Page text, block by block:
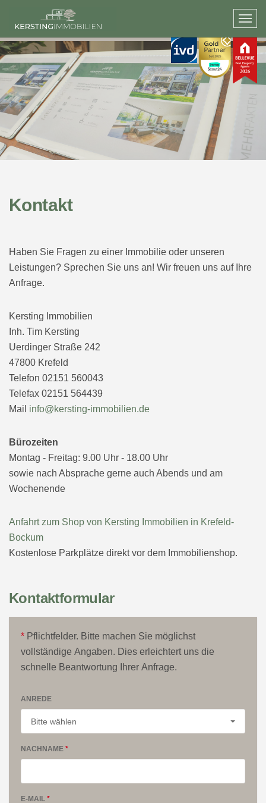
Kontakt
Haben Sie Fragen zu einer Immobilie oder unseren
Leistungen? Sprechen Sie uns an! Wir freuen uns auf Ihre
Anfrage.
Kersting Immobilien
Inh. Tim Kersting
Uerdinger Straße 242
47800 Krefeld
Telefon 02151 560043
Telefax 02151 564439
Mail info@kersting-immobilien.de
Bürozeiten
Montag - Freitag: 9.00 Uhr - 18.00 Uhr
sowie nach Absprache gerne auch Abends und am
Wochenende
Anfahrt zum Shop von Kersting Immobilien in Krefeld-
Bockum
Kostenlose Parkplätze direkt vor dem Immobilienshop.
Kontaktformular
* Pflichtfelder. Bitte machen Sie möglichst
vollständige Angaben. Dies erleichtert uns die
schnelle Beantwortung Ihrer Anfrage.
ANREDE
NACHNAME *
E-MAIL *